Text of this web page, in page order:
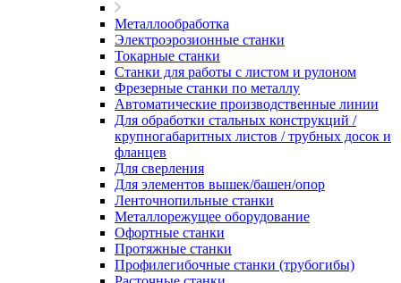
Металлообработка
Электроэрозионные станки
Токарные станки
Станки для работы с листом и рулоном
Фрезерные станки по металлу
Автоматические производственные линии
Для обработки стальных конструкций /
крупногабаритных листов / трубных досок и
фланцев
Для сверления
Для элементов вышек/башен/опор
Ленточнопильные станки
Металлорежущее оборудование
Офортные станки
Протяжные станки
Профилегибочные станки (трубогибы)